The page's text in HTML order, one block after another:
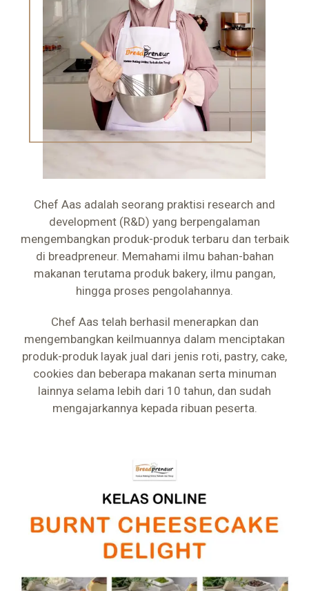
Chef Aas adalah seorang praktisi research and
development (R&D) yang berpengalaman
mengembangkan produk-produk terbaru dan terbaik
di breadpreneur. Memahami ilmu bahan-bahan
makanan terutama produk bakery, ilmu pangan,
hingga proses pengolahannya.
Chef Aas telah berhasil menerapkan dan
mengembangkan keilmuannya dalam menciptakan
produk-produk layak jual dari jenis roti, pastry, cake,
cookies dan beberapa makanan serta minuman
lainnya selama lebih dari 10 tahun, dan sudah
mengajarkannya kepada ribuan peserta.